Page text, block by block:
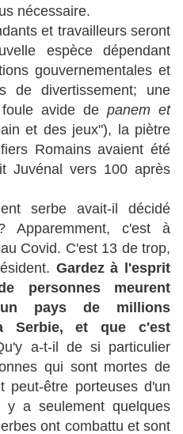
nécessaire.
et travailleurs seront
espèce dépendant
gouvernementales et
de divertissement; une
avide de panem et
et des jeux"), la piètre
Romains avaient été
Juvénal vers 100 après
serbe avait-il décidé
Apparemment, c'est à
Covid. C'est 13 de trop,
Gardez à l'esprit
personnes meurent
pays de millions
Serbie, et que c'est
a-t-il de si particulier
qui sont mortes de
peut-être porteuses d'un
y a seulement quelques
ont combattu et sont